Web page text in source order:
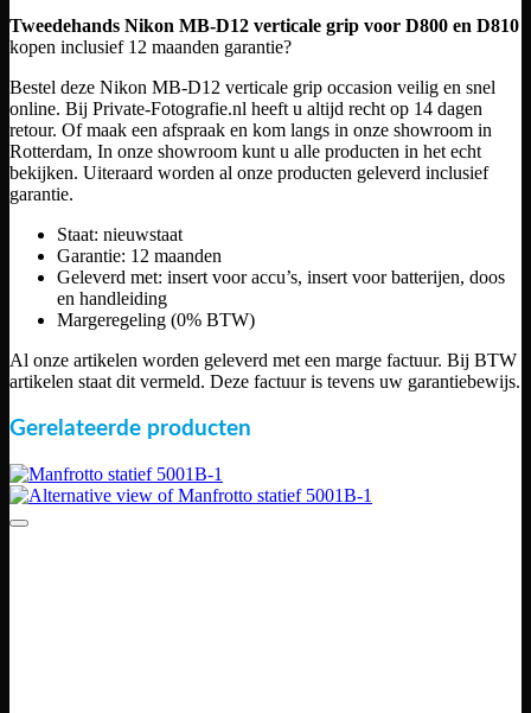
Tweedehands Nikon MB-D12 verticale grip voor D800 en D810
kopen inclusief 12 maanden garantie?
Bestel deze Nikon MB-D12 verticale grip occasion veilig en snel
online. Bij Private-Fotografie.nl heeft u altijd recht op 14 dagen
retour. Of maak een afspraak en kom langs in onze showroom in
Rotterdam, In onze showroom kunt u alle producten in het echt
bekijken. Uiteraard worden al onze producten geleverd inclusief
garantie.
Staat: nieuwstaat
Garantie: 12 maanden
Geleverd met: insert voor accu’s, insert voor batterijen, doos
en handleiding
Margeregeling (0% BTW)
Al onze artikelen worden geleverd met een marge factuur. Bij BTW
artikelen staat dit vermeld. Deze factuur is tevens uw garantiebewijs.
Gerelateerde producten